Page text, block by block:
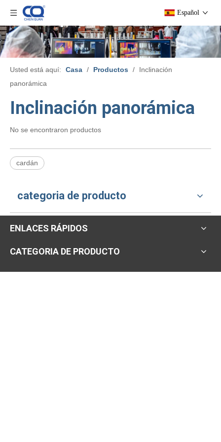
Español
Usted está aquí: Casa / Productos /
Inclinación
panorámica
Inclinación panorámica
No se encontraron productos
cardán
categoria de producto
ENLACES RÁPIDOS
CATEGORIA DE PRODUCTO